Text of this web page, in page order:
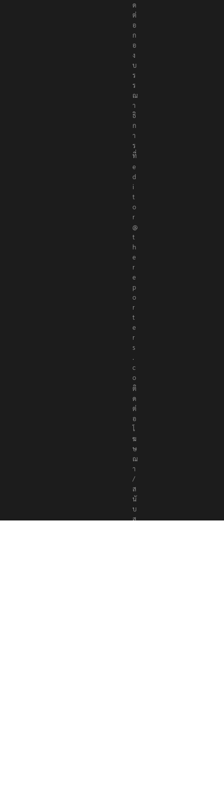
ด
ต่
อ
ก
อ
ง
บ
ร
ร
ณ
า
ธิ
ก
า
ร
ที่
e
d
i
t
o
r
@
t
h
e
r
e
p
o
r
t
e
r
s
.
c
o
ติ
ด
ต่
อ
โ
ฆ
ษ
ณ
า
/
ส
นั
บ
ส